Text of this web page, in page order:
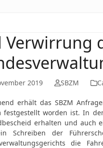
Verwirrung
2019 SBZM
erhält das SBZM
festgestellt worden ist. In
erhalten und auch
Schreiben der
die